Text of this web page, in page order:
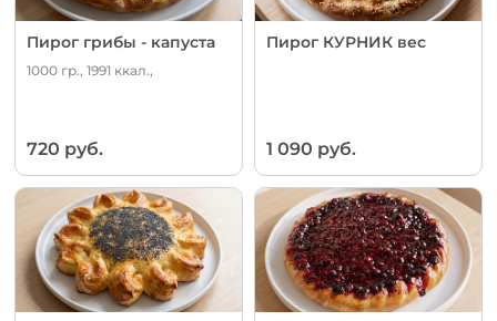
Пирог грибы - капуста
1000 гр., 1991 ккал.,
720 руб.
Пирог КУРНИК вес
1 090 руб.